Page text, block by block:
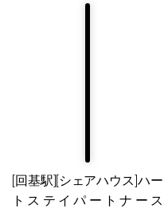
[回基駅][シェアハウス]ハー
トステイパートナース